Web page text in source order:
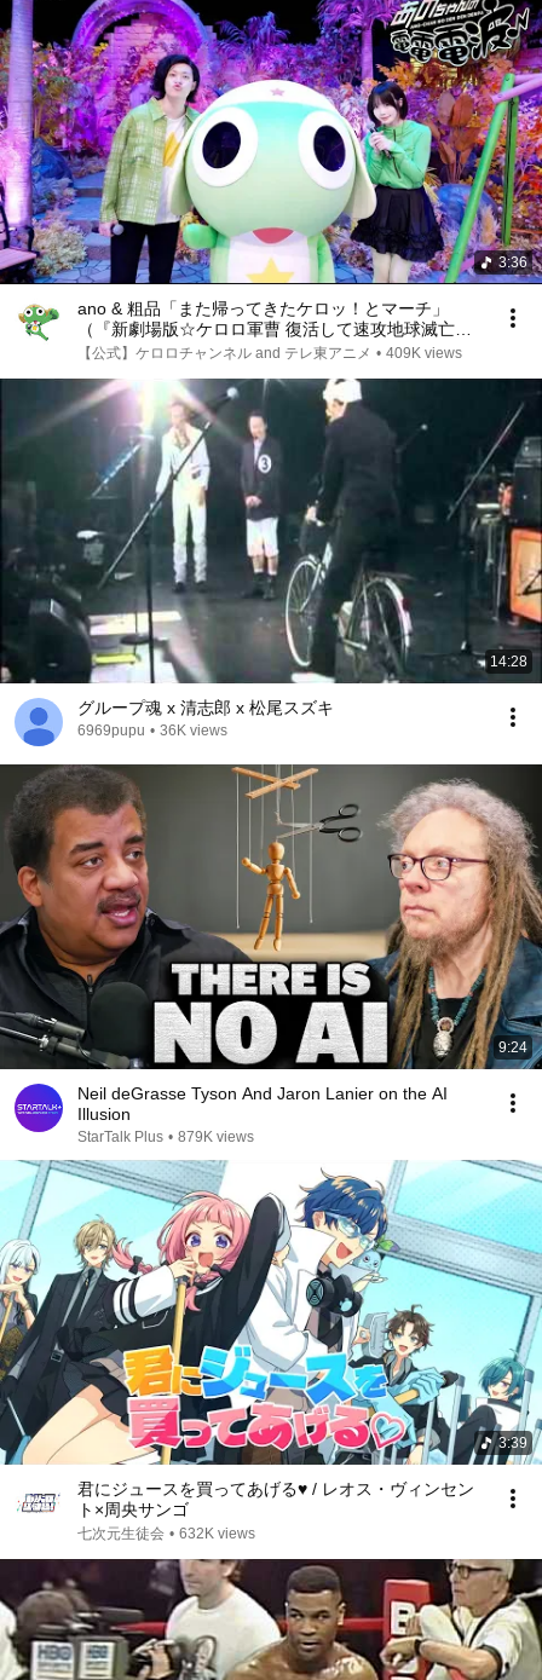
3:36
ano & 粗品「また帰ってきたケロッ！とマーチ」
（『新劇場版☆ケロロ軍曹 復活して速攻地球滅亡の
危機であります！』オープニング曲）／テレビ東京
【公式】ケロロチャンネル and テレ東アニメ • 409K views
14:28
グループ魂 x 清志郎 x 松尾スズキ
6969pupu • 36K views
9:24
Neil deGrasse Tyson And Jaron Lanier on the AI
Illusion
StarTalk Plus • 879K views
3:39
君にジュースを買ってあげる♥ / レオス・ヴィンセン
ト×周央サンゴ
七次元生徒会 • 632K views